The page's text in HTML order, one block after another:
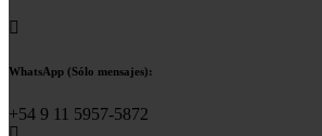
WhatsApp (Sólo mensajes):
+54 9 11 5957-5872